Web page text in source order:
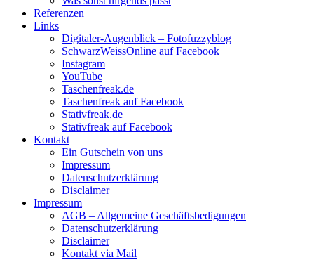
Referenzen
Links
Digitaler-Augenblick – Fotofuzzyblog
SchwarzWeissOnline auf Facebook
Instagram
YouTube
Taschenfreak.de
Taschenfreak auf Facebook
Stativfreak.de
Stativfreak auf Facebook
Kontakt
Ein Gutschein von uns
Impressum
Datenschutzerklärung
Disclaimer
Impressum
AGB – Allgemeine Geschäftsbedigungen
Datenschutzerklärung
Disclaimer
Kontakt via Mail